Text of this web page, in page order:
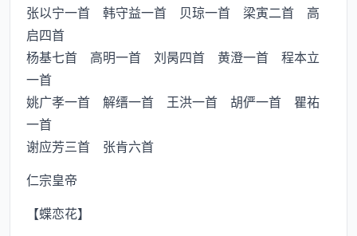
张以宁一首 韩守益一首 贝琼一首 梁寅二首 高
启四首
杨基七首 高明一首 刘昺四首 黄澄一首 程本立
一首
姚广孝一首 解缙一首 王洪一首 胡俨一首 瞿祐
一首
谢应芳三首 张肯六首
仁宗皇帝
【蝶恋花】